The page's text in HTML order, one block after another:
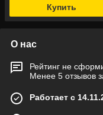
Купить
О нас
Рейтинг не
Менее 5 отзывов
Работает с